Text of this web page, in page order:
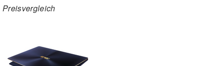
Preisvergleich